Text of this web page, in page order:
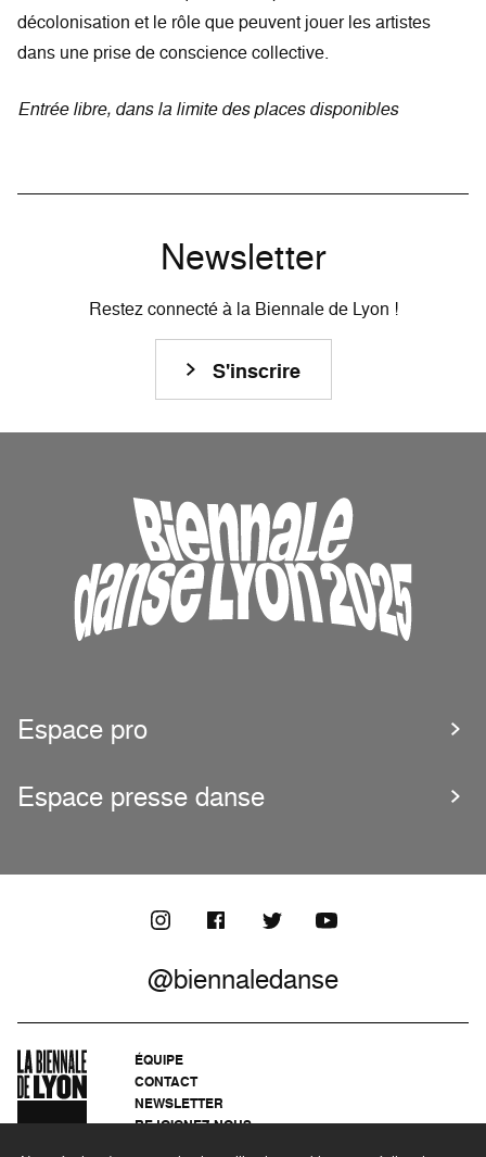
décolonisation et le rôle que peuvent jouer les artistes
dans une prise de conscience collective.
Entrée libre, dans la limite des places disponibles
Newsletter
Restez connecté à la Biennale de Lyon !
S'inscrire
Espace pro
Espace presse danse
@biennaledanse
ÉQUIPE
CONTACT
NEWSLETTER
REJOIGNEZ-NOUS